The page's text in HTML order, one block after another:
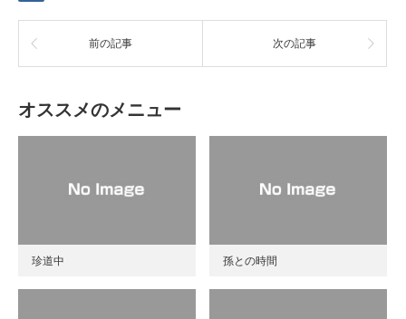
前の記事 次の記事
オススメのメニュー
珍道中 孫との時間